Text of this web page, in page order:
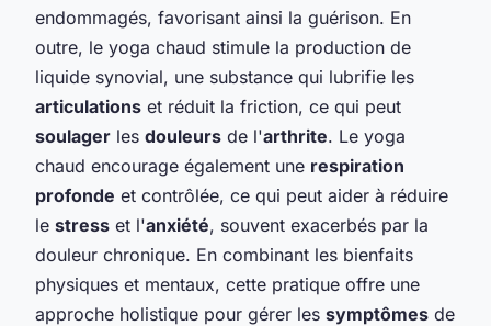
endommagés, favorisant ainsi la guérison. En
outre, le yoga chaud stimule la production de
liquide synovial, une substance qui lubrifie les
articulations et réduit la friction, ce qui peut
soulager les douleurs de l'arthrite. Le yoga
chaud encourage également une respiration
profonde et contrôlée, ce qui peut aider à réduire
le stress et l'anxiété, souvent exacerbés par la
douleur chronique. En combinant les bienfaits
physiques et mentaux, cette pratique offre une
approche holistique pour gérer les symptômes de